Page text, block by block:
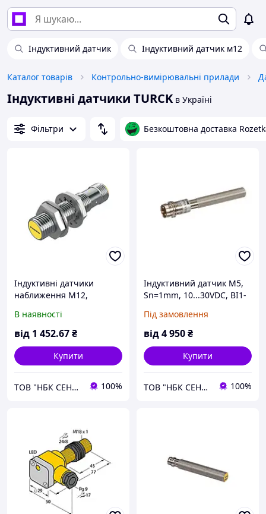
Індуктивний датчик Індуктивний датчик м12
Каталог товарів Контрольно-вимірювальні прилади
Індуктивні датчики TURCK в Україні
Фільтри Безкоштовна доставка
Індуктивні датчики
наближення M12,
30 VDC, конектор M12,
BI4-M12-VP6X-H1141 Turck
В наявності
від 1 452.67₴
Купити
ТОВ "НБК СЕНСОР" 100%
Індуктивний датчик M5,
Sn=1mm, 10...30VDC, BI1-
Під замовлення
від4 950₴
Купити
ТОВ "НБК СЕНСОР" 100%